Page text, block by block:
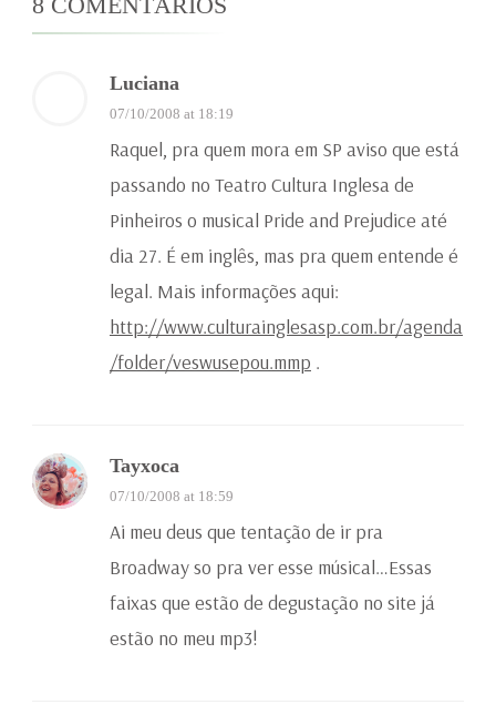
Luciana
07/10/2008 at 18:19
Raquel, pra quem mora em SP aviso que está
passando no Teatro Cultura Inglesa de
Pinheiros o musical Pride and Prejudice até
dia 27. É em inglês, mas pra quem entende é
legal. Mais informações aqui:
http://www.culturainglesasp.com.br/agenda
/folder/veswusepou.mmp .
Tayxoca
07/10/2008 at 18:59
Ai meu deus que tentação de ir pra
Broadway so pra ver esse músical…Essas
faixas que estão de degustação no site já
estão no meu mp3!